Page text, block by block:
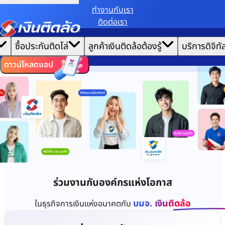
ทํางานกับเรา
ติดต่อเรา
|
ไทย EN
ซื้อประกันติดโล่ ลูกค้าเงินติดล้อต้องรู้ บริการดิจิทั
ดาวน์โหลดแอป
หน้าแรก
ทำงานกับเรา
ร่วมงานกับองค์กรแห่งโอกาส
ในธุรกิจการเงินแห่งอนาคตกับ บมจ. เงินติดล้อ
เราขอเก็บข้อมูลตาม นโยบายการใช้คุกกี้ เพื่อมอบประสบการณ์การใช้งานเว็บไซต์ที่ดีที่สุดให้
คุณ
ตั้งค่าคุกกี้ ยอมรับคุกกี้ทั้งหมด